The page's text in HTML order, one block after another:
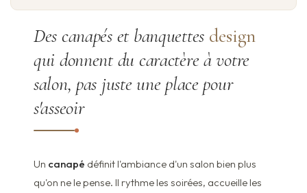
Des canapés et banquettes design
qui donnent du caractère à votre
salon, pas juste une place pour
s'asseoir
Un canapé définit l'ambiance d'un salon bien plus
qu'on ne le pense. Il rythme les soirées, accueille les